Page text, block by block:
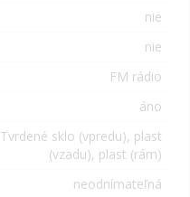
nie
nie
FM rádio
áno
Tvrdené sklo (vpredu), plast
(vzadu), plast (rám)
neodnímateľná